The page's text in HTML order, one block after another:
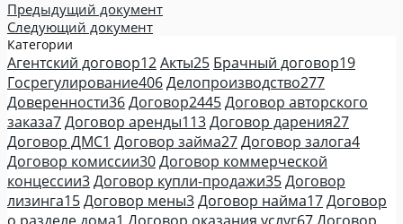
Предыдущий документ
Следующий документ
Категории
Агентский договор12Акты25 Брачный договор19
Госрегулирование406Делопроизводство277
Доверенности36Договор2445Договор авторского
заказа7Договор аренды113Договор дарения27
Договор ДМС1 Договор займа27Договор залога4
Договор комиссии30Договор коммерческой
концессии3Договор купли-продажи35Договор
лизинга15Договор мены3Договор найма17Договор
о разделе дома1 Договор оказания услуг67Договор